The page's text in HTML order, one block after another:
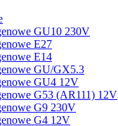
GU10 230V
E27
E14
GU/GX5.3
GU4 12V
G53 (AR111) 12V
G9 230V
G4 12V